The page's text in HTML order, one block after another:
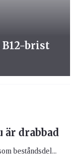
brist
är drabbad
beståndsdel...